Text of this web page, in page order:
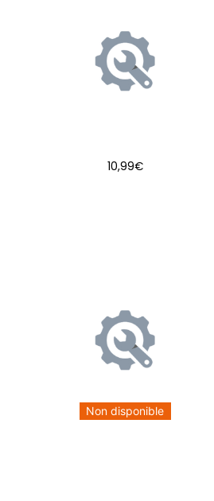
10,99€
Non disponible